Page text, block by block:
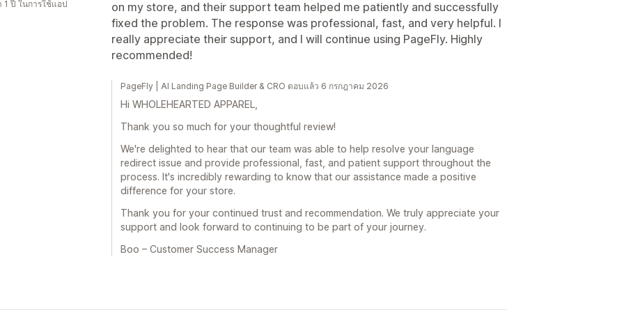
on my store, and their support team helped me patiently and successfully
fixed the problem. The response was professional, fast, and very helpful. I
really appreciate their support, and I will continue using PageFly. Highly
recommended!
1 ปี ในการใช้แอป
PageFly | AI Landing Page Builder & CRO ตอบแล้ว 6 กรกฎาคม 2026
Hi WHOLEHEARTED APPAREL,
Thank you so much for your thoughtful review!
We're delighted to hear that our team was able to help resolve your language
redirect issue and provide professional, fast, and patient support throughout the
process. It's incredibly rewarding to know that our assistance made a positive
difference for your store.
Thank you for your continued trust and recommendation. We truly appreciate your
support and look forward to continuing to be part of your journey.
Boo – Customer Success Manager